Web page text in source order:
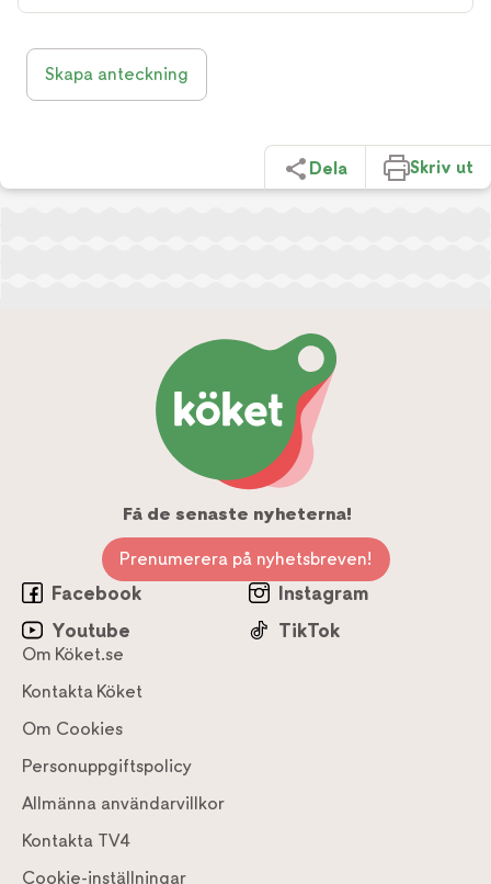
Skapa anteckning
Dela Skriv ut
Få de senaste nyheterna!
Prenumerera på nyhetsbreven!
Facebook
Instagram
Youtube
TikTok
Om Köket.se
Kontakta Köket
Om Cookies
Personuppgiftspolicy
Allmänna användarvillkor
Kontakta TV4
Cookie-inställningar